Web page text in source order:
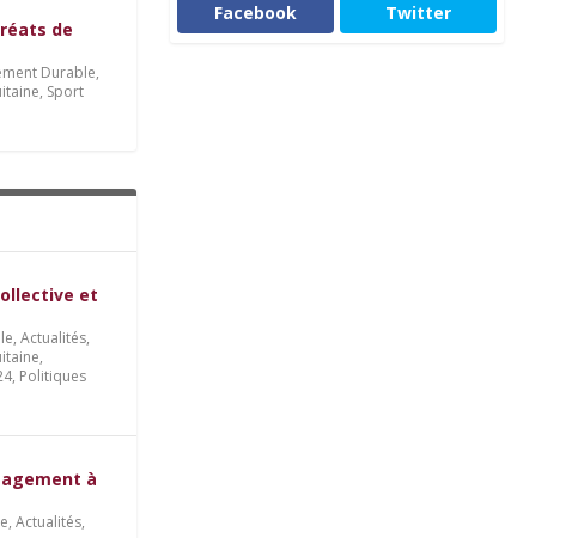
de
Durable,
, Sport
et
, Actualités,
,
, Politiques
à
, Actualités,
Facebook Twitter